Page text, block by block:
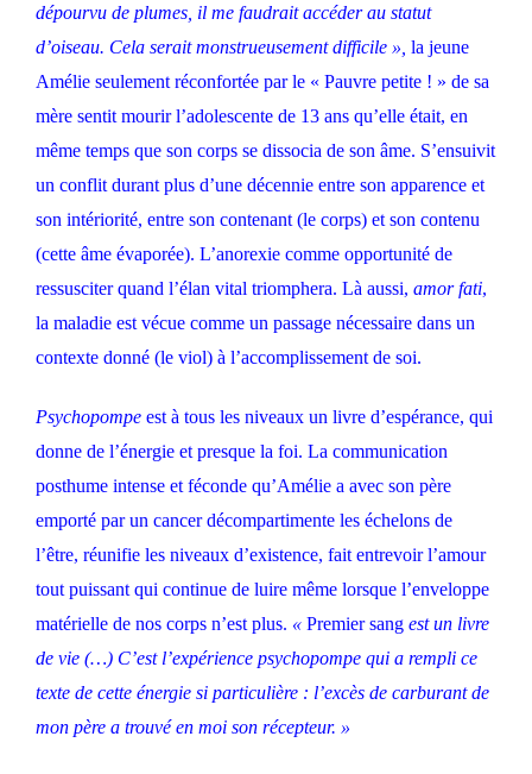
dépourvu de plumes, il me faudrait accéder au statut
d’oiseau. Cela serait monstrueusement difficile », la jeune
Amélie seulement réconfortée par le « Pauvre petite ! » de sa
mère sentit mourir l’adolescente de 13 ans qu’elle était, en
même temps que son corps se dissocia de son âme. S’ensuivit
un conflit durant plus d’une décennie entre son apparence et
son intériorité, entre son contenant (le corps) et son contenu
(cette âme évaporée). L’anorexie comme opportunité de
ressusciter quand l’élan vital triomphera. Là aussi, amor fati,
la maladie est vécue comme un passage nécessaire dans un
contexte donné (le viol) à l’accomplissement de soi.
Psychopompe est à tous les niveaux un livre d’espérance, qui
donne de l’énergie et presque la foi. La communication
posthume intense et féconde qu’Amélie a avec son père
emporté par un cancer décompartimente les échelons de
l’être, réunifie les niveaux d’existence, fait entrevoir l’amour
tout puissant qui continue de luire même lorsque l’enveloppe
matérielle de nos corps n’est plus. « Premier sang est un livre
de vie (…) C’est l’expérience psychopompe qui a rempli ce
texte de cette énergie si particulière : l’excès de carburant de
mon père a trouvé en moi son récepteur. »